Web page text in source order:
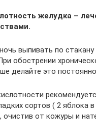
желудка –
выпивать по
обострении
делайте это
сортов ( 2 яблока
от кожуры и